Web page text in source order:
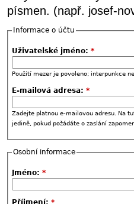
písmen. (např. josef-
Informace o účtu
Uživatelské jméno: *
Použití mezer je povoleno; interpunkce
E-mailová adresa: *
Zadejte platnou e-mailovou adresu. Na
jedině, pokud požádáte o zaslání
Osobní informace
Jméno: *
Příjmení: *